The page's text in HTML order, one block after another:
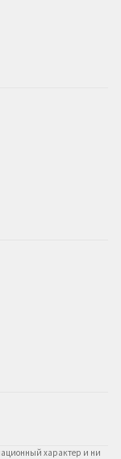
характер и ни